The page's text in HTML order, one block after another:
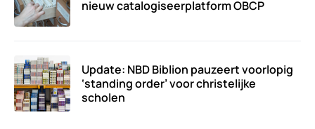
nieuw catalogiseerplatform OBCP
Update: NBD Biblion pauzeert voorlopig
‘standing order’ voor christelijke
scholen